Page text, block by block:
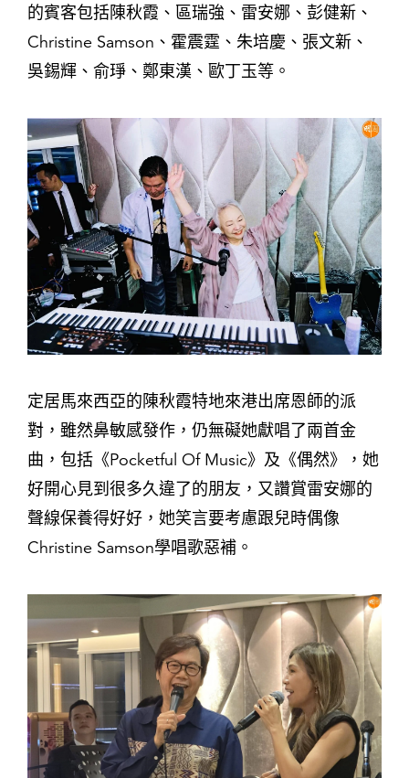
的賓客包括陳秋霞、區瑞強、雷安娜、彭健新、
Christine Samson、霍震霆、朱培慶、張文新、
吳錫輝、俞琤、鄭東漢、歐丁玉等。
定居馬來西亞的陳秋霞特地來港出席恩師的派
對，雖然鼻敏感發作，仍無礙她獻唱了兩首金
曲，包括《Pocketful Of Music》及《偶然》，她
好開心見到很多久違了的朋友，又讚賞雷安娜的
聲線保養得好好，她笑言要考慮跟兒時偶像
Christine Samson學唱歌惡補。